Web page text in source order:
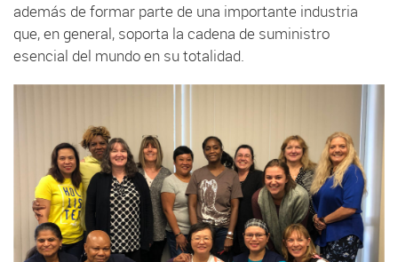
además de formar parte de una importante industria
que, en general, soporta la cadena de suministro
esencial del mundo en su totalidad.